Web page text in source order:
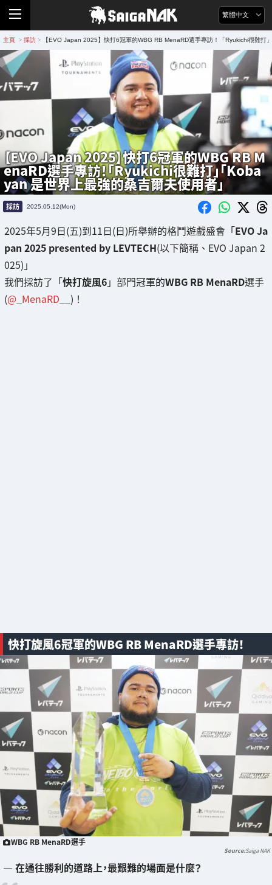
繁體中文
主頁 > 採訪 > 【EVO Japan 2025】快打6冠軍的WBG RB MenaRD選手專訪！「Ryukichi很難打
【EVO Japan 2025】快打6冠軍的WBG RB M
enaRD選手專訪！「Ryukichi很難打」「Koba
yan 是世界上最強的桑吉爾夫使用者」
採訪 2025.05.12(Mon)
2025年5月9日(五)到11日(日)所舉辦的格鬥遊戲盛會「EVO Ja
pan 2025 presented by LEVTECH(以下簡稱、EVO Japan 2
025)」
我們採訪了「快打旋風6」部門冠軍的WBG RB MenaRD選手
(@_MenaRD__ )！
快打旋風6冠軍的WBG RB MenaRD選手專訪！
WBG RB MenaRD選手
Saiga NAK
― 在通往勝利的道路上，最艱難的場面是什麼？